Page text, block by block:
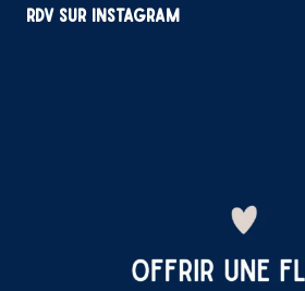
RDV sur Instagram